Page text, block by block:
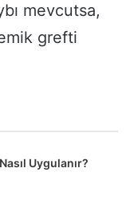
mevcutsa,
grefti
Uygulanır?